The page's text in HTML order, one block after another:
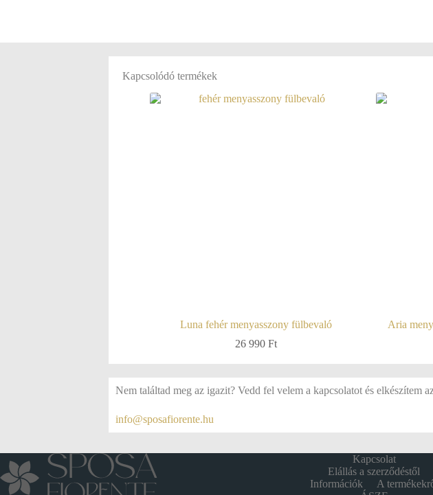
Kapcsolódó termékek
Luna fehér menyasszony fülbevaló
26 990Ft
Aria
Nem találtad meg az igazit? Vedd fel velem a kapcsolatot és elkészítem
info@sposafiorente.hu
Kapcsolat
Elállás a szerződéstől
Információk
A